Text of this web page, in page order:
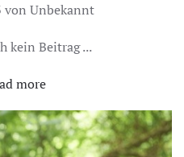
von Unbekannt
kein Beitrag ...
more